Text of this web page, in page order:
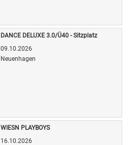
DANCE DELUXE 3.0/Ü40 - Sitzplatz
09.10.2026
Neuenhagen
WIESN PLAYBOYS
16.10.2026